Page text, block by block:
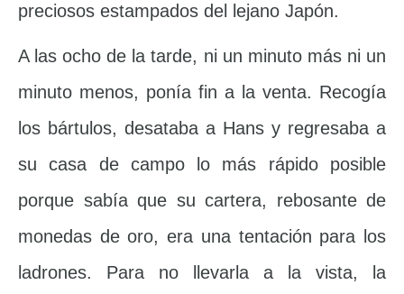
preciosos estampados del lejano Japón.
A las ocho de la tarde, ni un minuto más ni un
minuto menos, ponía fin a la venta. Recogía
los bártulos, desataba a Hans y regresaba a
su casa de campo lo más rápido posible
porque sabía que su cartera, rebosante de
monedas de oro, era una tentación para los
ladrones. Para no llevarla a la vista, la